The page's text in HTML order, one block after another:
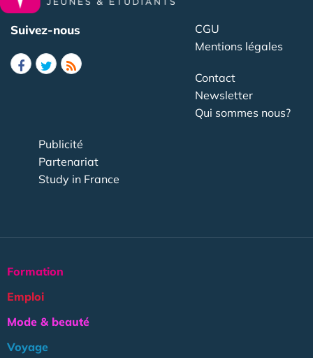
Suivez-nous
CGU
Mentions légales
Contact
Newsletter
Qui sommes nous?
Publicité
Partenariat
Study in France
Formation
Emploi
Mode & beauté
Voyage